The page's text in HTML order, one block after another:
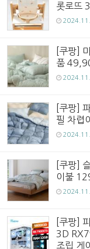
롯로뜨
[쿠팡]
품
[쿠팡]
필 차렵
[쿠팡]
이불
[쿠팡]
3D
조립 게